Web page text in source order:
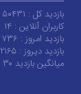
بازدید کل : ۵۰۴۳۱
کاربران آنلاین : ۱۴
بازدید امروز : ۷۳۶
بازدید دیروز : ۲۱۶۵
میانگین بازدید ۳۰ روز گذشته :